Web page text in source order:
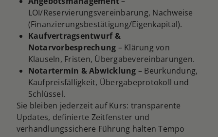
LOI/Reservierungsvereinbarung, Nachweise
(Finanzierungsbestätigung/Eigenkapital).
Kaufvertragsentwurf &
Notarvorbesprechung – Klärung von
Klauseln, Fristen, Übergabevereinbarungen.
Notartermin & Abwicklung – Beurkundung,
Kaufpreisfälligkeit, Übergabeprotokoll und
Schlüssel.
Sie bleiben jederzeit auf Kurs: transparente
Updates, definierte Zeitfenster und
verhandlungssichere Führung halten Tempo